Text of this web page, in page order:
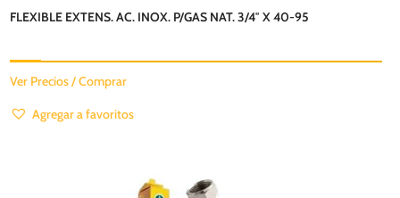
FLEXIBLE EXTENS. AC. INOX. P/GAS NAT. 3/4″ X 40-95
Ver Precios / Comprar
Agregar a favoritos